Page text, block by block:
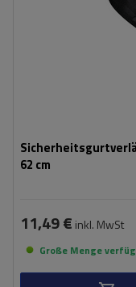
62 cm
11,49 € inkl. MwSt
Große Menge